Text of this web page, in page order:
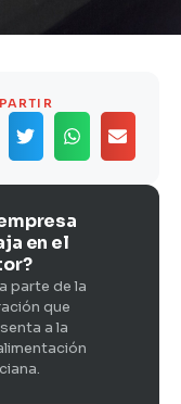
en el
parte de la
que
a la